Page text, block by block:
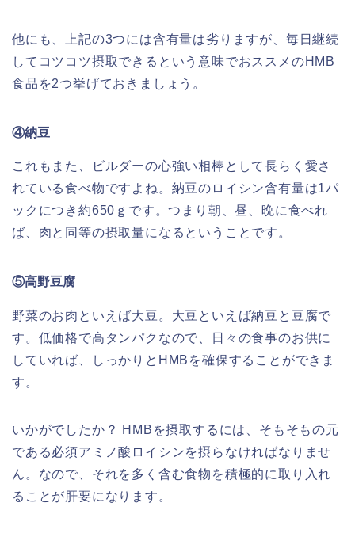
他にも、上記の3つには含有量は劣りますが、毎日継続
してコツコツ摂取できるという意味でおススメのHMB
食品を2つ挙げておきましょう。
④納豆
これもまた、ビルダーの心強い相棒として長らく愛さ
れている食べ物ですよね。納豆のロイシン含有量は1パ
ックにつき約650ｇです。つまり朝、昼、晩に食べれ
ば、肉と同等の摂取量になるということです。
⑤高野豆腐
野菜のお肉といえば大豆。大豆といえば納豆と豆腐で
す。低価格で高タンパクなので、日々の食事のお供に
していれば、しっかりとHMBを確保することができま
す。
いかがでしたか？ HMBを摂取するには、そもそもの元
である必須アミノ酸ロイシンを摂らなければなりませ
ん。なので、それを多く含む食物を積極的に取り入れ
ることが肝要になります。